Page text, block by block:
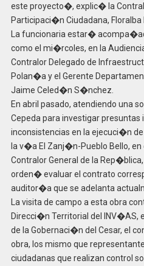
este proyecto�, explic� la
Participaci�n Ciudadana, Floralba
La funcionaria estar�
como el mi�rcoles, en la
Contralor Delegado de
Polan�a y el Gerente
Jaime Celed�n S�nchez.
En abril pasado, atendiendo una
Cepeda para investigar presuntas
inconsistencias en la ejecuci�n
la v�a El Zanj�n-Pueblo Bello, en
Contralor General de la
orden� evaluar el contrato
auditor�a que se adelanta
La visita de campo a esta obra
Direcci�n Territorial del INV�AS,
de la Gobernaci�n del Cesar, el
obra, los mismo que
ciudadanas que realizan control